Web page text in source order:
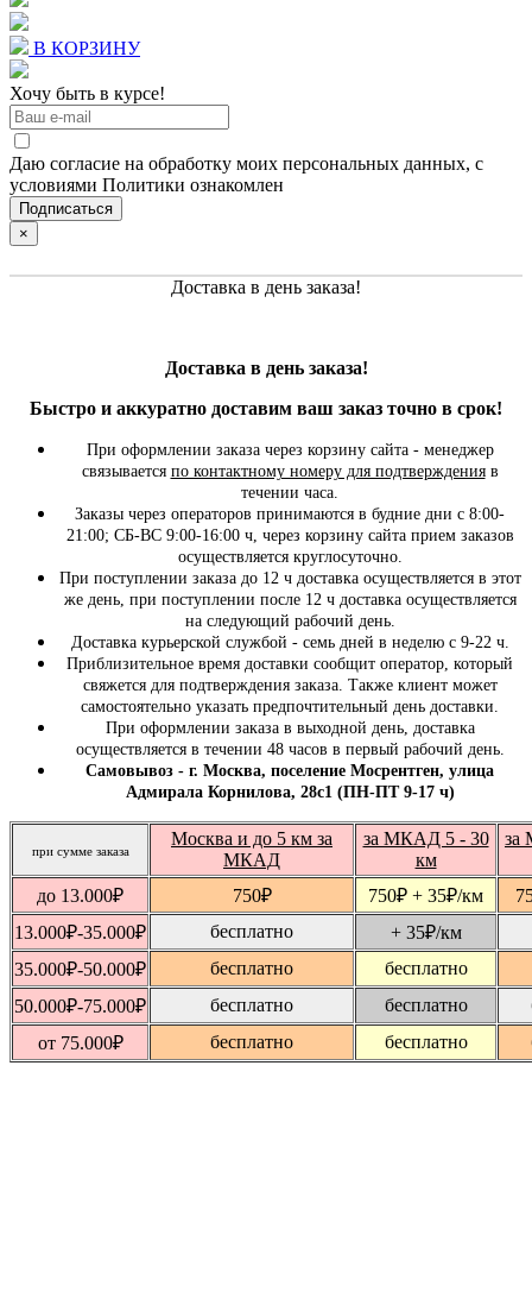
В КОРЗИНУ
Хочу быть в курсе!
Даю согласие на обработку моих персональных данных, с
условиями Политики ознакомлен
×
Доставка в день заказа!
Доставка в день заказа!
Быстро и аккуратно доставим ваш заказ точно в срок!
При оформлении заказа через корзину сайта - менеджер
связывается по контактному номеру для подтвержденияв
течении часа.
Заказы через операторов принимаются в будние дни с 8:00-
21:00; СБ-ВС 9:00-16:00 ч, через корзину сайта прием заказов
осуществляется круглосуточно.
При поступлении заказа до 12 ч доставка осуществляется в этот
же день, при поступлении после 12 ч доставка осуществляется
на следующий рабочий день.
Доставка курьерской службой - семь дней в неделю с 9-22 ч.
Приблизительное время доставки сообщит оператор, который
свяжется для подтверждения заказа. Также клиент может
самостоятельно указать предпочтительный день доставки.
При оформлении заказа в выходной день, доставка
осуществляется в течении 48 часов в первый рабочий день.
Самовывоз - г. Москва, поселение Мосрентген, улица
Адмирала Корнилова, 28с1 (ПН-ПТ 9-17 ч)
при сумме заказа
Москва и до 5 км за
МКАД
за МКАД 5 - 30
км
за
до 13.000₽ 750₽ 750₽ + 35₽/км
13.000₽-35.000₽ бесплатно + 35₽/км
35.000₽-50.000₽ бесплатно
бесплатно
50.000₽-75.000₽ бесплатно бесплатно
от 75.000₽ бесплатно бесплатно